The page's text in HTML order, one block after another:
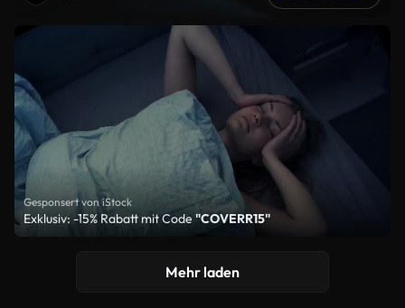
Gesponsert von iStock
Exklusiv: -15% Rabatt mit Code "COVERR15"
Mehr laden